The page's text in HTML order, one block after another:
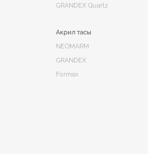
GRANDEX Quartz
Акрил тасы
NEOMARM
GRANDEX
Formax